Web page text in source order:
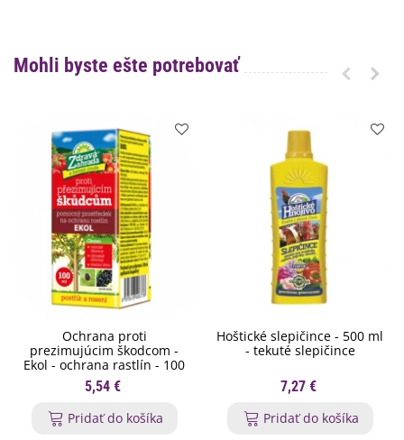
Mohli byste ešte potrebovať
Ochrana proti
prezimujúcim škodcom -
Ekol - ochrana rastlín - 100
ml
5,54 €
Pridať do košíka
Hoštické slepičince - 500 ml
- tekuté slepičince
7,27 €
Pridať do košíka